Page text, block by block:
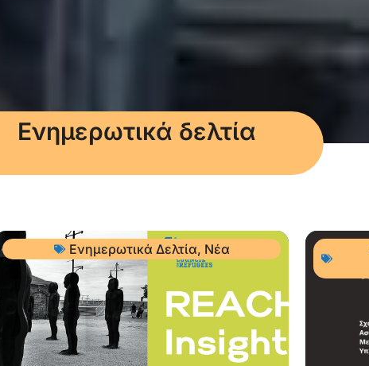
Ενημερωτικά δελτία
Ενημερωτικά Δελτία, Νέα